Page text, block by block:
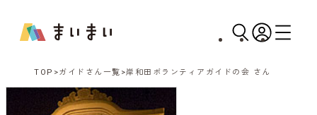
TOP ガイドさん一覧 岸和田ボランティアガイドの会 さん